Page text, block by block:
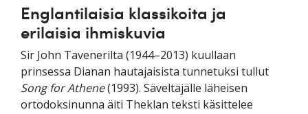
Englantilaisia klassikoita ja
erilaisia ihmiskuvia
Sir John Tavenerilta (1944–2013) kuullaan
prinsessa Dianan hautajaisista tunnetuksi tullut
Song for Athene(1993). Säveltäjälle läheisen
ortodoksinunna äiti Theklan teksti käsittelee